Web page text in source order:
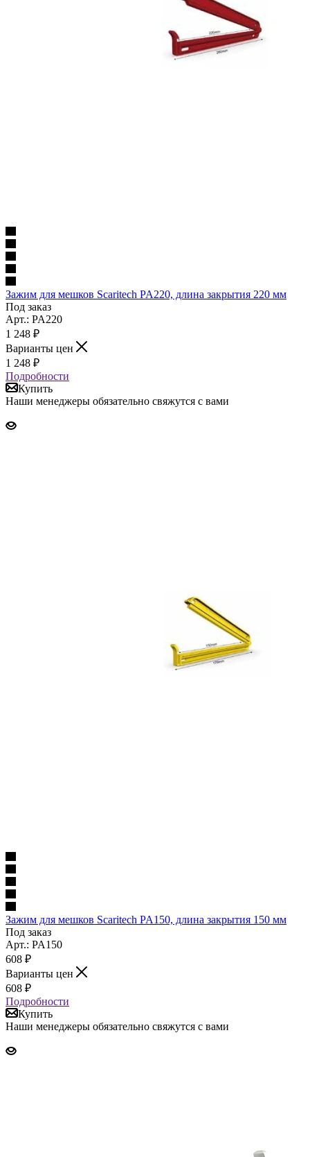
Зажим для мешков Scaritech PA220, длина закрытия 220 мм
Под заказ
Арт.: PA220
1 248 ₽
Варианты цен
1 248 ₽
Подробности
Купить
Наши менеджеры обязательно свяжутся с вами
Зажим для мешков Scaritech PA150, длина закрытия 150 мм
Под заказ
Арт.: PA150
608 ₽
Варианты цен
608 ₽
Подробности
Купить
Наши менеджеры обязательно свяжутся с вами